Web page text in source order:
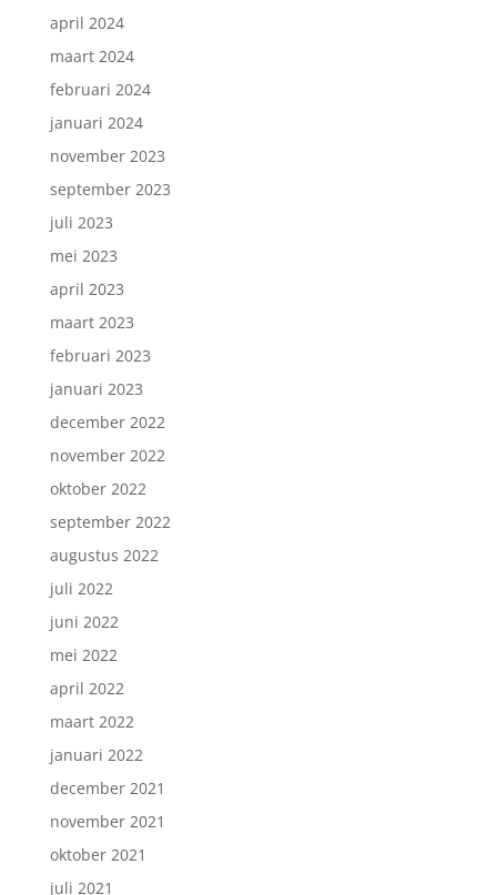
april 2024
maart 2024
februari 2024
januari 2024
november 2023
september 2023
juli 2023
mei 2023
april 2023
maart 2023
februari 2023
januari 2023
december 2022
november 2022
oktober 2022
september 2022
augustus 2022
juli 2022
juni 2022
mei 2022
april 2022
maart 2022
januari 2022
december 2021
november 2021
oktober 2021
juli 2021
Inschrijven nieuwsbrief.